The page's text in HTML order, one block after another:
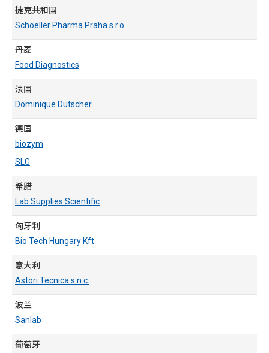
捷克共和国
Schoeller Pharma Praha s.r.o.
丹麦
Food Diagnostics
法国
Dominique Dutscher
德国
biozym
SLG
希腊
Lab Supplies Scientific
匈牙利
Bio Tech Hungary Kft.
意大利
Astori Tecnica s.n.c.
波兰
Sanlab
葡萄牙